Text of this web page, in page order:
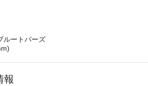
ルートパーズ
報